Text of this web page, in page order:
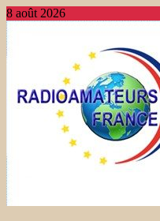
8 août 2026